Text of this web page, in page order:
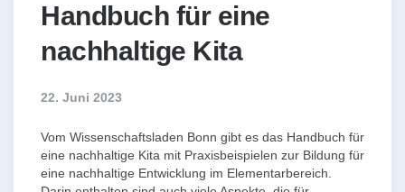
Handbuch für eine
nachhaltige Kita
22. Juni 2023
Vom Wissenschaftsladen Bonn gibt es das Handbuch für
eine nachhaltige Kita mit Praxisbeispielen zur Bildung für
eine nachhaltige Entwicklung im Elementarbereich.